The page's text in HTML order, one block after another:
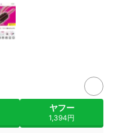
ヤフー
1,394円